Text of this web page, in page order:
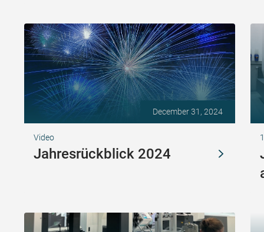
December 31, 2024
Video
Jahresrückblick 2024